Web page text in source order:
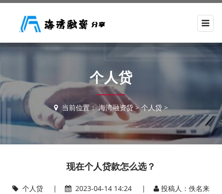
个人贷
当前位置：海湾融资贷>个人贷>
现在个人贷款怎么选？
个人贷| 2023-04-14 14:24 |
投稿人：佚名来